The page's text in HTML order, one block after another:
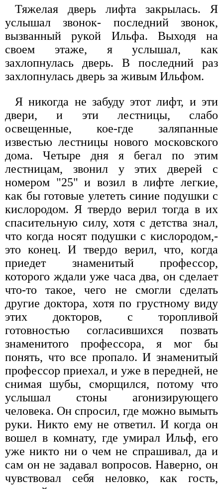
Тяжелая дверь лифта закрылась. Я
услышал звонок- последний звонок,
вызванный рукой Ильфа. Выходя на
своем этаже, я услышал, как
захлопнулась дверь. В последний раз
захлопнулась дверь за живым Ильфом.
Я никогда не забуду этот лифт, и эти
двери, и эти лестницы, слабо
освещенные, кое-где заляпанные
известью лестницы нового московского
дома. Четыре дня я бегал по этим
лестницам, звонил у этих дверей с
номером "25" и возил в лифте легкие,
как бы готовые улететь синие подушки с
кислородом. Я твердо верил тогда в их
спасительную силу, хотя с детства знал,
что когда носят подушки с кислородом,-
это конец. И твердо верил, что, когда
приедет знаменитый профессор,
которого ждали уже часа два, он сделает
что-то такое, чего не смогли сделать
другие доктора, хотя по грустному виду
этих докторов, с торопливой
готовностью согласившихся позвать
знаменитого профессора, я мог бы
понять, что все пропало. И знаменитый
профессор приехал, и уже в передней, не
снимая шубы, сморщился, потому что
услышал стоны агонизирующего
человека. Он спросил, где можно вымыть
руки. Никто ему не ответил. И когда он
вошел в комнату, где умирал Ильф, его
уже никто ни о чем не спрашивал, да и
сам он не задавал вопросов. Наверно, он
чувствовал себя неловко, как гость,